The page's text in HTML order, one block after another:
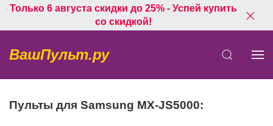
Только 6 августа скидки до 25% - Успей купить
со скидкой!
ВашПульт.ру
Пульты для Samsung MX-JS5000: